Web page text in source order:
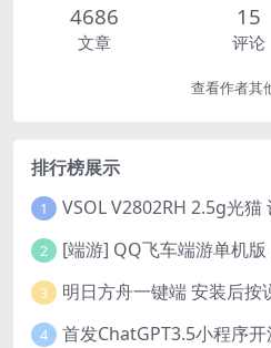
4686
文章
15
评论
查看作者其
排行榜展示
1
2
3 明日方舟一键端 安装后按
4 首发ChatGPT3.5小程序